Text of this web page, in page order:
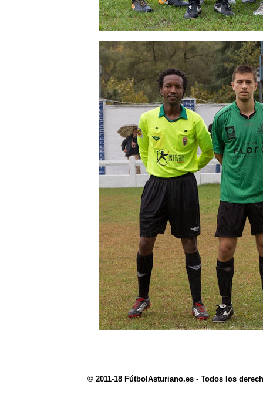
© 2011-18 FútbolAsturiano.es - Todos los